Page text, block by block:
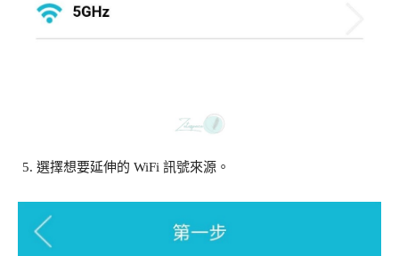
選擇想要延伸的 WiFi 訊號來源。